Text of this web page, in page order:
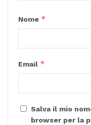
Nome *
Email *
Salva il mio
browser per la